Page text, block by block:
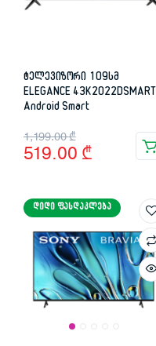
ტელევიზორი 109სმ
ELEGANCE 43K2022DSMART
Android Smart
1,199.00₾
Original
price
1,199.00 ₾.
519.00 ₾
Current
price
519.00 ₾.
ᲓᲘᲓᲘ ᲤᲐᲡᲓᲐᲙᲚᲔᲑᲐ